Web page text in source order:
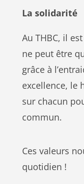
La solidarité
Au THBC, il
ne peut être
grâce à
excellence, le
sur chacun
commun.
Ces valeurs
quotidien !